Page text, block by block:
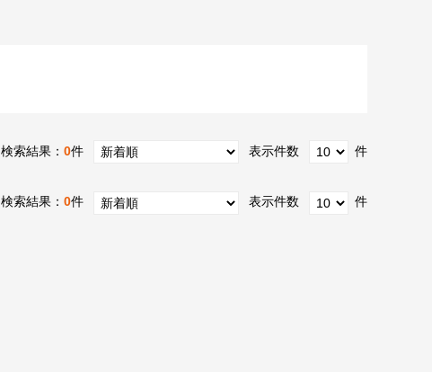
検索結果： 0件 表示件数 件
検索結果： 0件 表示件数 件